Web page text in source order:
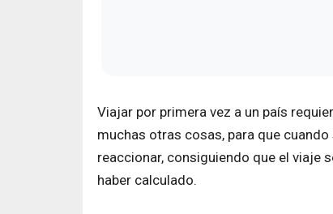
Viajar por primera vez a un país
muchas otras cosas, para que
reaccionar, consiguiendo que el viaje
haber calculado.